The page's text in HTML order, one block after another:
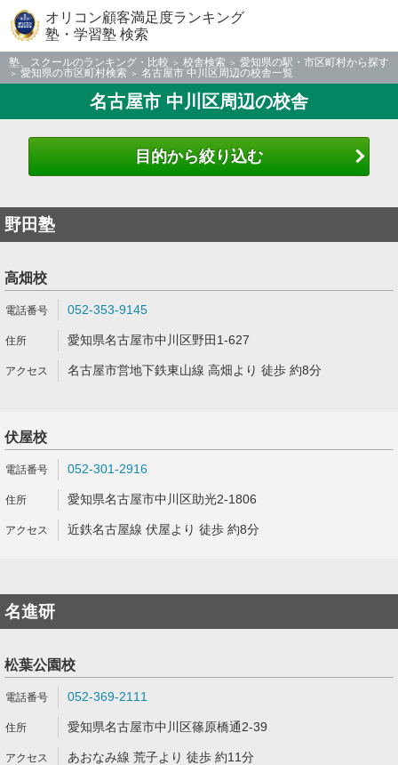
オリコン顧客満足度ランキング
塾・学習塾 検索
塾、スクールのランキング・比較 校舎検索
愛知県の駅・市区町村から探す
愛知県の市区町村検索
名古屋市 中川区周辺の校舎一覧
名古屋市 中川区周辺の校舎
目的から絞り込む
野田塾
高畑校
052-353-9145
愛知県名古屋市中川区野田1-627
名古屋市営地下鉄東山線 高畑より 徒歩 約8分
伏屋校
052-301-2916
愛知県名古屋市中川区助光2-1806
近鉄名古屋線 伏屋より 徒歩 約8分
名進研
松葉公園校
052-369-2111
愛知県名古屋市中川区篠原橋通2-39
あおなみ線 荒子より 徒歩 約11分